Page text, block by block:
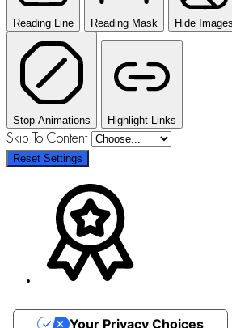
Reading Line Reading Mask Hide Images
Stop Animations Highlight Links
Skip To Content
Reset Settings
Your Privacy Choices